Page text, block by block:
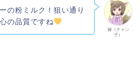
嫁（チャン
子）
の粉ミルク！狙い通り
の品質ですね